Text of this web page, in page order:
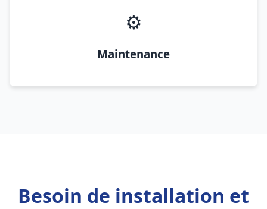
⚙️
Maintenance
Besoin de installation et